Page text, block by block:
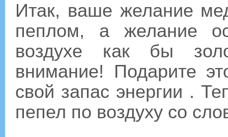
Итак, ваше желание
пеплом, а желание
воздухе как бы
внимание! Подарите
свой запас энергии .
пепел по воздуху со